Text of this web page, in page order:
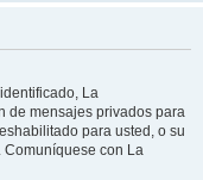
La
de mensajes privados para
para usted, o su
con La